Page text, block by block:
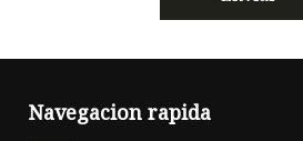
Navegacion rapida